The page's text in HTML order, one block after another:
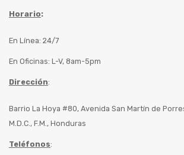
Horario:
En Línea: 24/7
En Oficinas: L-V, 8am-5pm
Dirección:
Barrio La Hoya #80, Avenida San Martín de
M.D.C., F.M., Honduras
Teléfonos: